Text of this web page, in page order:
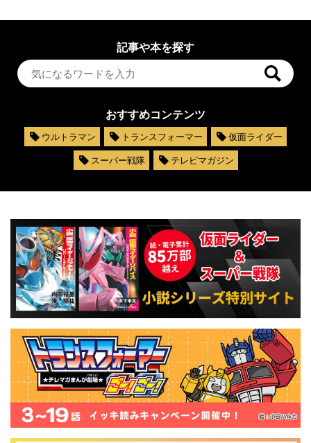
記事や本を探す
おすすめコンテンツ
ウルトラマン トランスフォーマー
仮面ライダー
スーパー戦隊
テレビマガジン